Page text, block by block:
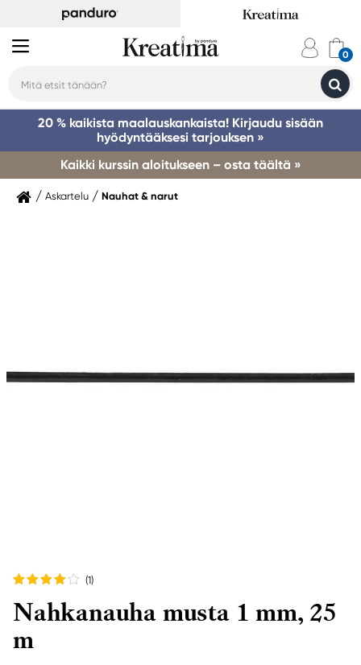
20 % kaikista maalauskankaista! Kirjaudu sisään
hyödyntääksesi tarjouksen »
Kaikki kurssin aloitukseen – osta täältä »
Askartelu Nauhat & narut
(1)
Nahkanauha musta 1 mm, 25
m